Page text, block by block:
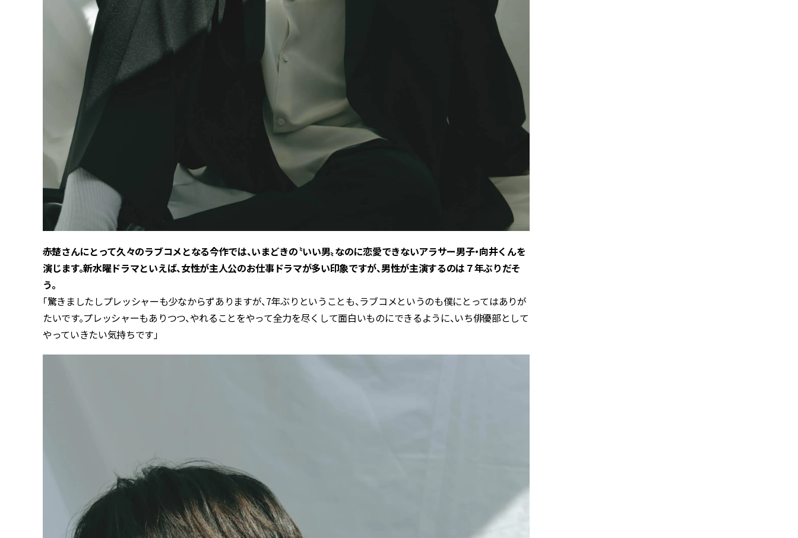
――赤楚さんにとって久々のラブコメとなる今作では、いまどきの〝いい男〟なのに恋愛できないアラサー男子・向井くんを
演じます。新水曜ドラマといえば、女性が主人公のお仕事ドラマが多い印象ですが、男性が主演するのは７年ぶりだそ
う。
「驚きましたしプレッシャーも少なからずありますが、7年ぶりということも、ラブコメというのも僕にとってはありが
たいです。プレッシャーもありつつ、やれることをやって全力を尽くして面白いものにできるように、いち俳優部として
やっていきたい気持ちです」